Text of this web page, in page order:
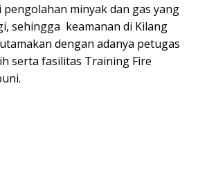
minyak dan gas yang
sehingga keamanan di Kilang
dengan adanya petugas
serta fasilitas Training Fire